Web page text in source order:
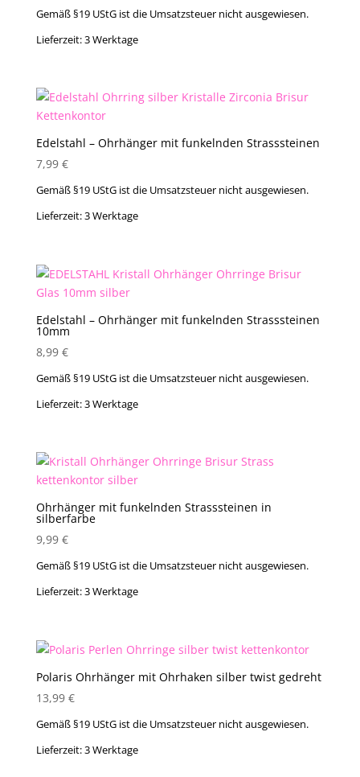
Gemäß §19 UStG ist die Umsatzsteuer nicht ausgewiesen.
Lieferzeit:3 Werktage
Edelstahl – Ohrhänger mit funkelnden Strasssteinen
7,99 €
Gemäß §19 UStG ist die Umsatzsteuer nicht ausgewiesen.
Lieferzeit:3 Werktage
Edelstahl – Ohrhänger mit funkelnden Strasssteinen
10mm
8,99 €
Gemäß §19 UStG ist die Umsatzsteuer nicht ausgewiesen.
Lieferzeit:3 Werktage
Ohrhänger mit funkelnden Strasssteinen in
silberfarbe
9,99 €
Gemäß §19 UStG ist die Umsatzsteuer nicht ausgewiesen.
Lieferzeit:3 Werktage
Polaris Ohrhänger mit Ohrhaken silber twist gedreht
13,99 €
Gemäß §19 UStG ist die Umsatzsteuer nicht ausgewiesen.
Lieferzeit:3 Werktage